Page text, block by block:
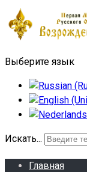
Выберите язык
Искать...
Главная